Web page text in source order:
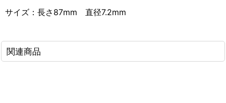
サイズ：長さ87mm 直径7.2mm
関連商品